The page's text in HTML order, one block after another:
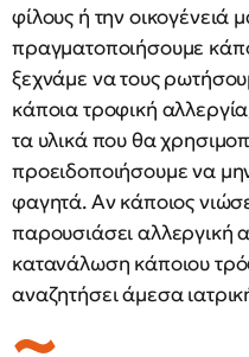
φίλους ή την οικογένειά
πραγματοποιήσουμε
ξεχνάμε να τους
κάποια τροφική
τα υλικά που θα
προειδοποιήσουμε να
φαγητά. Αν κάποιος
παρουσιάσει αλλεργική
κατανάλωση κάποιου
αναζητήσει άμεσα